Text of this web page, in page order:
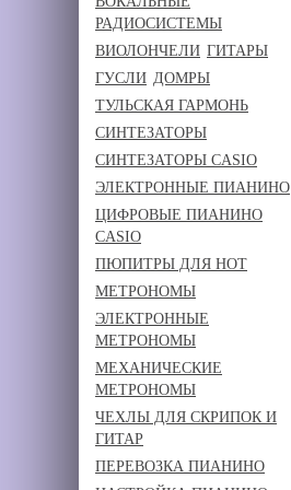
РАДИОСИСТЕМЫ
ВИОЛОНЧЕЛИ ГИТАРЫ
ГУСЛИ ДОМРЫ
ТУЛЬСКАЯ ГАРМОНЬ
СИНТЕЗАТОРЫ
СИНТЕЗАТОРЫ CASIO
ЭЛЕКТРОННЫЕ ПИАНИНО
ЦИФРОВЫЕ ПИАНИНО
CASIO
ПЮПИТРЫ ДЛЯ НОТ
МЕТРОНОМЫ
ЭЛЕКТРОННЫЕ
МЕТРОНОМЫ
МЕХАНИЧЕСКИЕ
МЕТРОНОМЫ
ЧЕХЛЫ ДЛЯ СКРИПОК И
ГИТАР
ПЕРЕВОЗКА ПИАНИНО